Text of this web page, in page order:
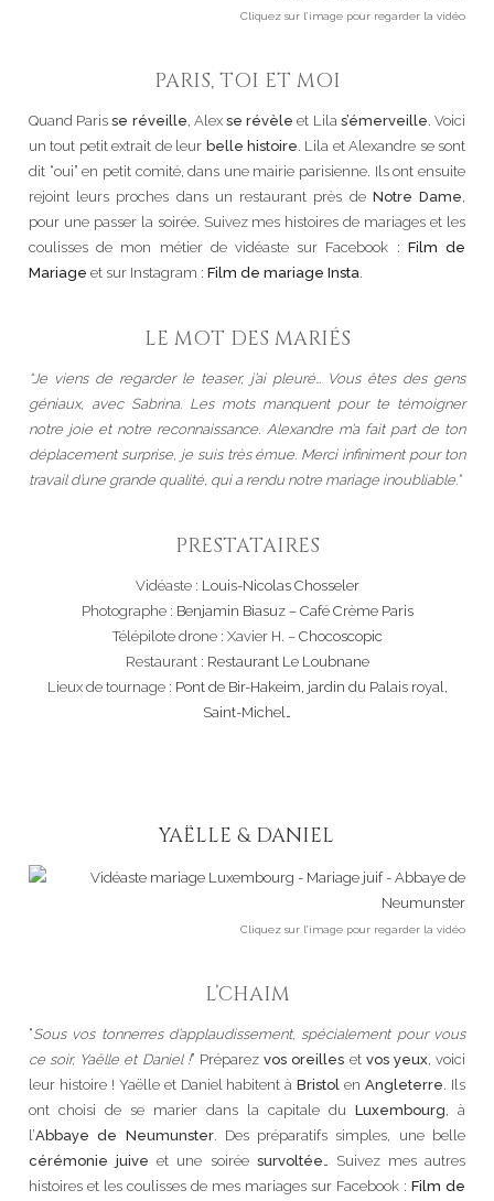
Cliquez sur l’image pour regarder la vidéo
PARIS, TOI ET MOI
Quand Parisse réveille, Alexse révèle et Lila s’émerveille. Voici
un tout petit extrait de leur belle histoire. Lila et Alexandre se sont
dit “oui” en petit comité, dans une mairie parisienne. Ils ont ensuite
rejoint leurs proches dans un restaurant près de Notre Dame,
pour une passer la soirée. Suivez mes histoires de mariages et les
coulisses de mon métier de vidéaste sur Facebook : Film de
Mariage et sur Instagram : Film de mariage Insta.
LE MOT DES MARIÉS
“Je viens de regarder le teaser, j’ai pleuré… Vous êtes des gens
géniaux, avec Sabrina. Les mots manquent pour te témoigner
notre joie et notre reconnaissance. Alexandre m’a fait part de ton
déplacement surprise, je suis très émue. Merci infiniment pour ton
travail d’une grande qualité, qui a rendu notre mariage inoubliable.”
PRESTATAIRES
Vidéaste : Louis-Nicolas Chosseler
Photographe : Benjamin Biasuz – Café Crème Paris
Télépilote drone : Xavier H. – Chocoscopic
Restaurant : Restaurant Le Loubnane
Lieux de tournage : Pont de Bir-Hakeim, jardin du Palais royal,
Saint-Michel…
YAËLLE & DANIEL
Cliquez sur l’image pour regarder la vidéo
L’CHAIM
“Sous vos tonnerres d’applaudissement, spécialement pour vous
ce soir, Yaëlle et Daniel !” Préparezvos oreilles et vos yeux, voici
leur histoire ! Yaëlle et Daniel habitent àBristol enAngleterre. Ils
ont choisi de se marier dans la capitale du Luxembourg, à
l’Abbaye de Neumunster. Des préparatifs simples, une belle
cérémonie juive et une soirée survoltée… Suivez mes autres
histoires et les coulisses de mes mariages sur Facebook : Film de